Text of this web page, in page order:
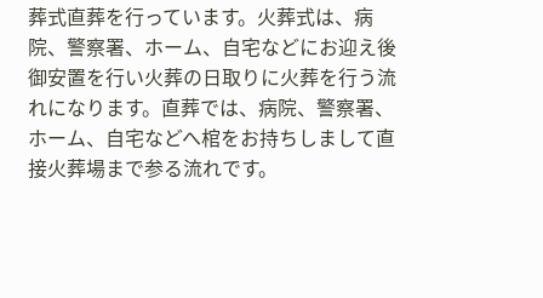
葬式直葬を行っています。火葬式は、病
院、警察署、ホーム、自宅などにお迎え後
御安置を行い火葬の日取りに火葬を行う流
れになります。直葬では、病院、警察署、
ホーム、自宅などへ棺をお持ちしまして直
接火葬場まで参る流れです。